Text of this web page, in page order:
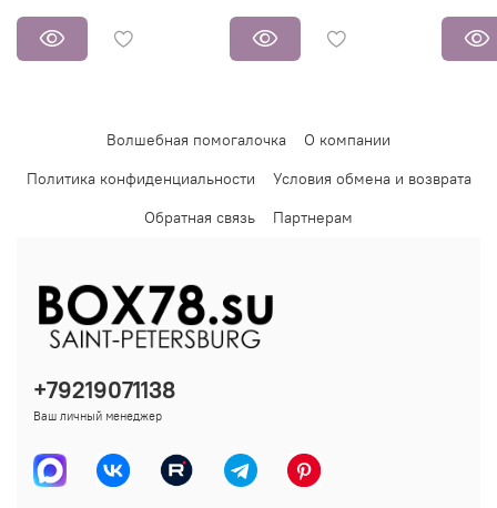
Волшебная помогалочка
О компании
Политика конфиденциальности
Условия обмена и возврата
Обратная связь
Партнерам
+79219071138
Ваш личный менеджер